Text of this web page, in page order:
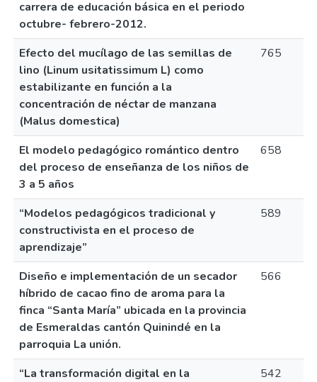
carrera de educación básica en el periodo
octubre- febrero-2012.
Efecto del mucílago de las semillas de
lino (Linum usitatissimum L) como
estabilizante en función a la
concentración de néctar de manzana
(Malus domestica)
765
El modelo pedagógico romántico dentro
del proceso de enseñanza de los niños de
3 a 5 años
658
“Modelos pedagógicos tradicional y
constructivista en el proceso de
aprendizaje”
589
Diseño e implementación de un secador
híbrido de cacao fino de aroma para la
finca “Santa María” ubicada en la provincia
de Esmeraldas cantón Quinindé en la
parroquia La unión.
566
“La transformación digital en la
542